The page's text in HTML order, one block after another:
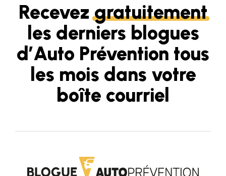
Recevezgratuitement
les derniers blogues
d’Auto Prévention tous
les mois dans votre
boîte courriel